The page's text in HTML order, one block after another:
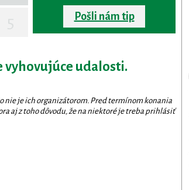
Pošli nám tip
vyhovujúce udalosti.
nie je ich organizátorom. Pred termínom konania
aj z toho dôvodu, že na niektoré je treba prihlásiť